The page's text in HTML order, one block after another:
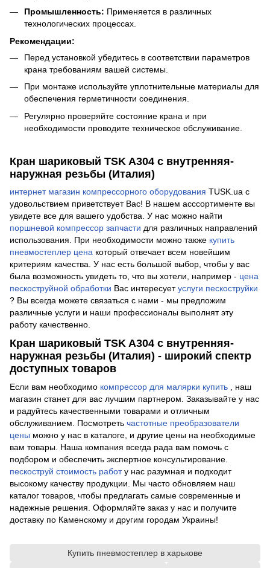
Промышленность: Применяется в различных
технологических процессах.
Рекомендации:
Перед установкой убедитесь в соответствии параметров
крана требованиям вашей системы.
При монтаже используйте уплотнительные материалы для
обеспечения герметичности соединения.
Регулярно проверяйте состояние крана и при
необходимости проводите техническое обслуживание.
Кран шариковый TSK A304 с внутренняя-
наружная резьбы (Италия)
интернет магазин компрессорного оборудования TUSK.ua с
удовольствием приветствует Вас! В нашем асссортименте вы
увидете все для вашего удобства. У нас можно найти
поршневой компрессор запчасти для различных направлений
использования. При необходимости можно также купить
пневмостеплер цена который отвечает всем новейшим
критериям качества. У нас есть большой выбор, чтобы у вас
была возможность увидеть то, что вы хотели, например - цена
пескоструйной обработки Вас интересуетуслуги пескоструйки
? Вы всегда можете связаться с нами - мы предложим
различные услуги и наши профессионалы выполнят эту
работу качественно.
Кран шариковый TSK A304 с внутренняя-
наружная резьбы (Италия) - широкий спектр
доступных товаров
Если вам необходимо компрессор для малярки купить , наш
магазин станет для вас лучшим партнером. Заказывайте у нас
и радуйтесь качественными товарами и отличным
обслуживанием. Посмотреть частотные преобразователи
цены можно у нас в каталоге, и другие цены на необходимые
вам товары. Наша компания всегда рада вам помочь с
подбором и обеспечить экспертное консультирование.
пескоструй стоимость работу нас разумная и подходит
высокому качеству продукции. Мы часто обновляем наш
каталог товаров, чтобы предлагать самые современные и
надежные решения. Оформляйте заказ у нас и получите
доставку по Каменскому и другим городам Украины!
Купить пневмостеплер в харькове